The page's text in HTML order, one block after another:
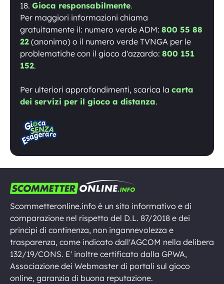
18. Gioca responsabilmente.
Per maggiori informazioni chiama
gratuitamente il: numero verde ADM: 800 55 88
22 (anonimo) o il numero verde TVNGA per le
problematiche con il gioco d'azzardo: 800 151
152.
Per ulteriori approfondimenti, scarica la carta
dei servizi per il gioco a distanza.
Scommetteronline.info è un sito informativo e di
comparazione nel rispetto del D.L. 87/2018 e dei
principi di continenza, non ingannevolezza e
trasparenza, come indicato dall'AGCOM nella delibera
132/19/CONS. E' inoltre certificato dalla GPWA,
Associazione dei Webmaster di portali sul gioco
online, garanzia di buona reputazione.